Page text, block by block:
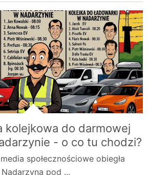
kolejkowa do darmowej
- o co tu chodzi?
społecznościowe obiegła
pod ...